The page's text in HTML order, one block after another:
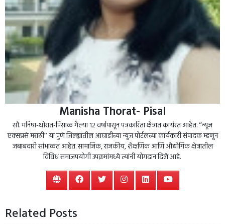
Manisha Thorat- Pisal
सौ. मनिषा-थोरात-पिसाळ गेल्या १२ वर्षांपासून पत्रकारिता क्षेत्रात कार्यरत आहेत. ‘‘न्यूज
एक्सप्रसे मराठी’’ या पुणे जिल्ह्यातील आघाडीच्या न्यूज पोर्टलच्या कार्यकारी संपादक म्हणून
जबाबदारी सांभाळत आहेत. सामाजिक, राजकीय, शैक्षणिक आणि औद्योगिक क्षेत्रातील
विविध समाजपयोगी उपक्रमांमध्ये त्यांनी योगदान दिले आहे.
Related Posts